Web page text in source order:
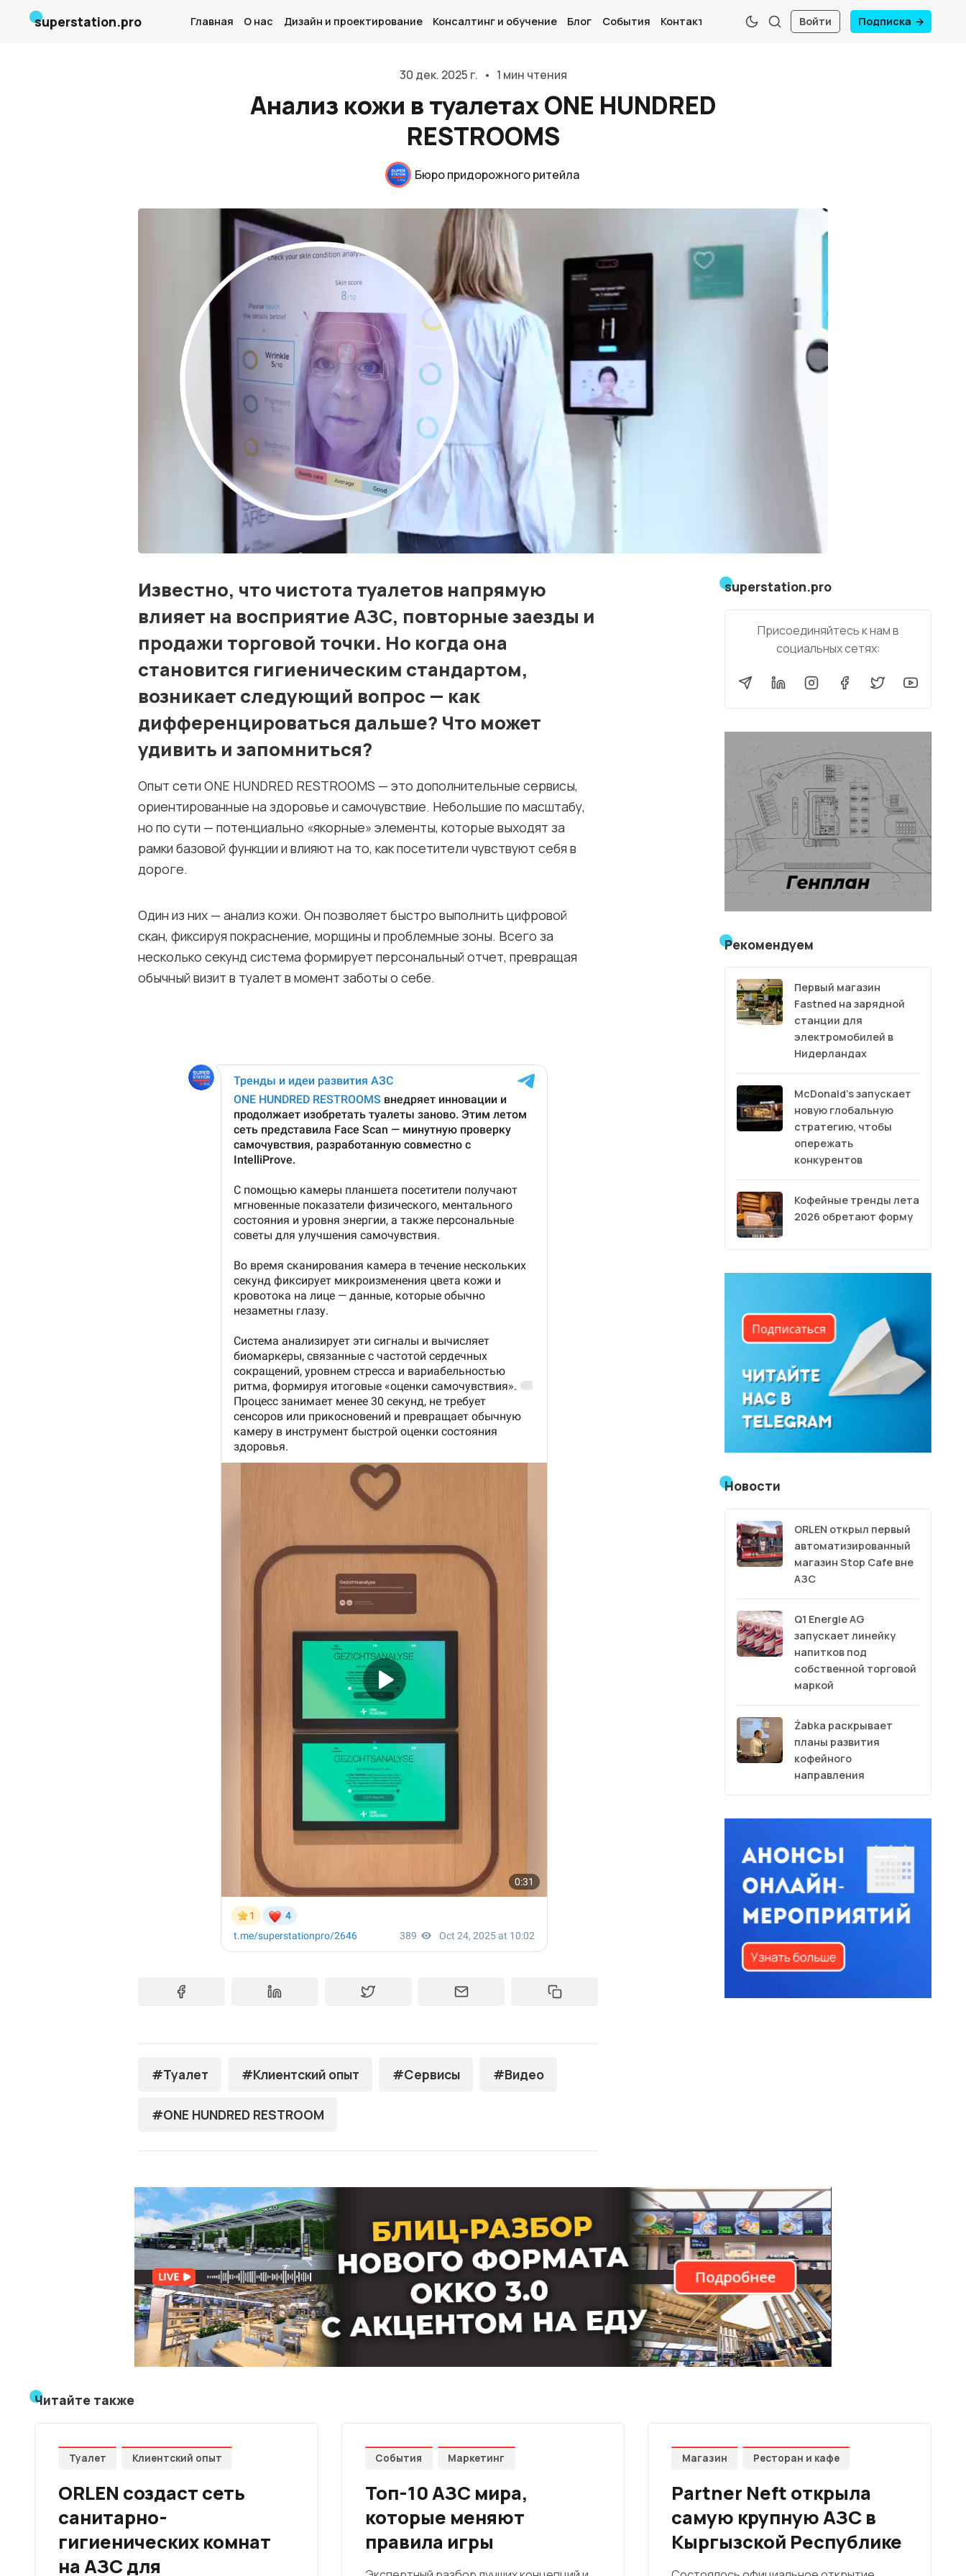
Главная
О нас
Консалтинг и обучение
Блог
События
Контакты
Лучшие АЗС мира
Мнения
Видео
Подписка
Условия использования материалов
Политика конфиденциальности и cookie
superstation.pro Главная О нас Дизайн и проектирование Консалтинг и обучение Блог События Контакты Войти Подписка
30 дек. 2025 г. • 1 мин чтения
Анализ кожи в туалетах ONE HUNDRED
RESTROOMS
Бюро придорожного ритейла
Известно, что чистота туалетов напрямую
влияет на восприятие АЗС, повторные заезды и
продажи торговой точки. Но когда она
становится гигиеническим стандартом,
возникает следующий вопрос — как
дифференцироваться дальше? Что может
удивить и запомниться?
Опыт сети ONE HUNDRED RESTROOMS — это дополнительные сервисы,
ориентированные на здоровье и самочувствие. Небольшие по масштабу,
но по сути — потенциально «якорные» элементы, которые выходят за
рамки базовой функции и влияют на то, как посетители чувствуют себя в
дороге.
Один из них — анализ кожи. Он позволяет быстро выполнить цифровой
скан, фиксируя покраснение, морщины и проблемные зоны. Всего за
несколько секунд система формирует персональный отчет, превращая
обычный визит в туалет в момент заботы о себе.
#Туалет #Клиентский опыт #Сервисы #Видео
#ONE HUNDRED RESTROOM
superstation.pro
Присоединяйтесь к нам в
социальных сетях:
Рекомендуем
Первый магазин
Fastned на зарядной
станции для
электромобилей в
Нидерландах
McDonald’s запускает
новую глобальную
стратегию, чтобы
опережать
конкурентов
Кофейные тренды лета
2026 обретают форму
Новости
ORLEN открыл первый
автоматизированный
магазин Stop Cafe вне
АЗС
Q1 Energie AG
запускает линейку
напитков под
собственной торговой
маркой
Żabka раскрывает
планы развития
кофейного
направления
Читайте также
Туалет Клиентский опыт
ORLEN создаст сеть
санитарно-
гигиенических комнат
на АЗС для
События Маркетинг
Топ-10 АЗС мира,
которые меняют
правила игры
Магазин Ресторан и кафе
Partner Neft открыла
самую крупную АЗС в
Кыргызской Республике